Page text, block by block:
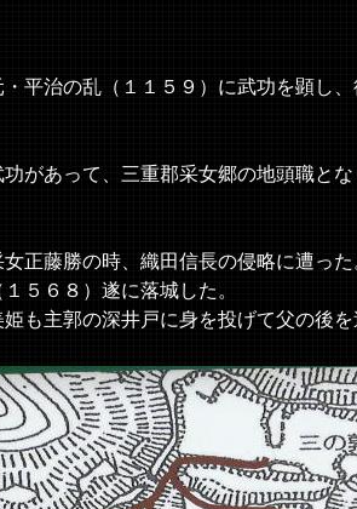
平治の乱（１１５９）に武功を顕し
があって、三重郡采女郷の地頭職と
正藤勝の時、織田信長の侵略に遭った
５６８）遂に落城した。
主郭の深井戸に身を投げて父の後を